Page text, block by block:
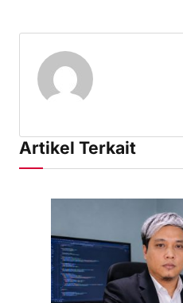
Artikel Terkait